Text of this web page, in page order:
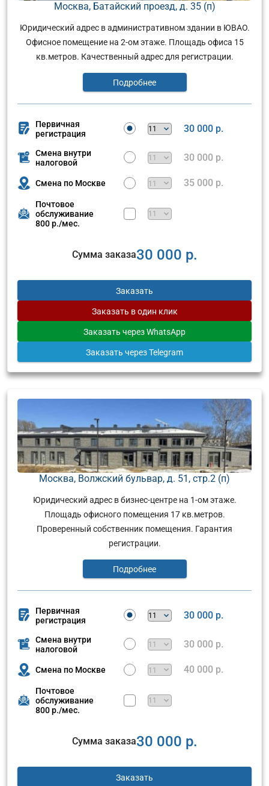
Москва, Батайский проезд, д. 35 (п)
Юридический адрес в административном здании в ЮВАО.
Офисное помещение на 2-ом этаже. Площадь офиса 15
кв.метров. Качественный адрес для регистрации.
Подробнее
Первичная
регистрация
30 000 р.
Смена внутри
налоговой
30 000 р.
Смена по Москве 35 000 р.
Почтовое
обслуживание
800 р./мес.
Сумма заказа30 000 р.
Заказать
Заказать в один клик
Заказать через WhatsApp
Заказать через Telegram
Москва, Волжский бульвар, д. 51, стр.2 (п)
Юридический адрес в бизнес-центре на 1-ом этаже.
Площадь офисного помещения 17 кв.метров.
Проверенный собственник помещения. Гарантия
регистрации.
Подробнее
Первичная
регистрация
30 000 р.
Смена внутри
налоговой
30 000 р.
Смена по Москве 40 000 р.
Почтовое
обслуживание
800 р./мес.
Сумма заказа30 000 р.
Заказать